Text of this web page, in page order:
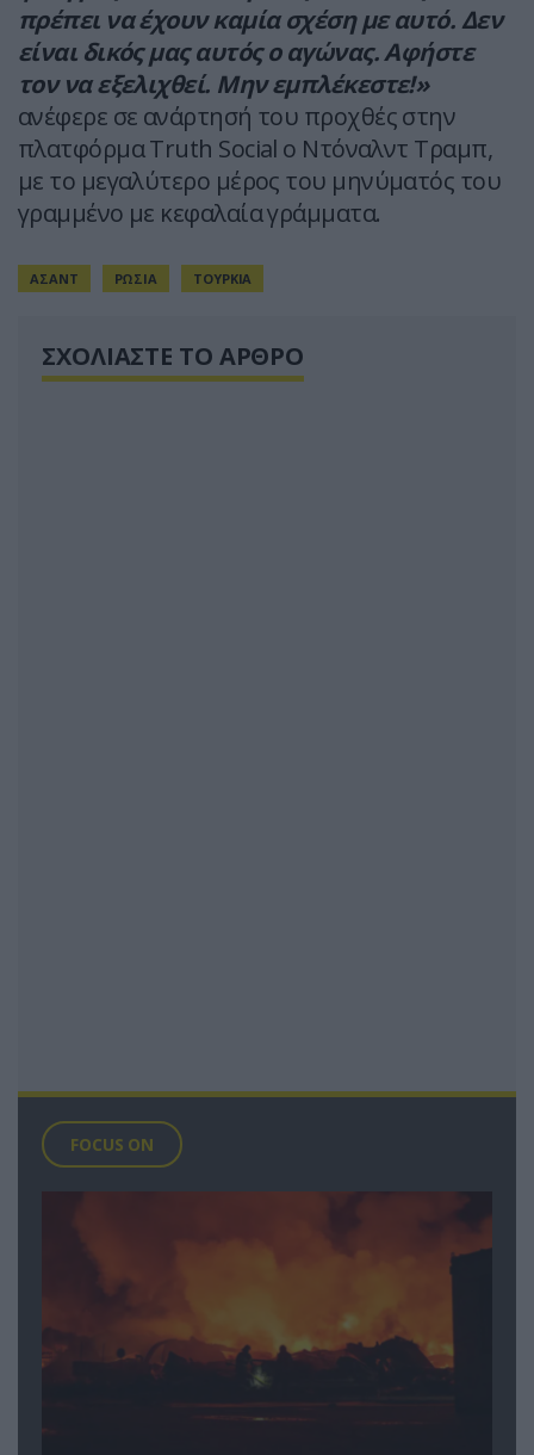
πρέπει να έχουν καμία σχέση με αυτό. Δεν
είναι δικός μας αυτός ο αγώνας. Αφήστε
τον να εξελιχθεί. Μην εμπλέκεστε!»
ανέφερε σε ανάρτησή του προχθές στην
πλατφόρμα Truth Social ο Ντόναλντ Τραμπ,
με το μεγαλύτερο μέρος του μηνύματός του
γραμμένο με κεφαλαία γράμματα.
ΑΣΑΝΤ ΡΩΣΙΑ ΤΟΥΡΚΙΑ
ΣΧΟΛΙΑΣΤΕ ΤΟ ΑΡΘΡΟ
FOCUS ON